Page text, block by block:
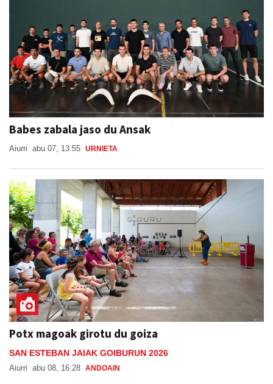
Babes zabala jaso du Ansak
Aiurri abu 07, 13:55 URNIETA
Potx magoak girotu du goiza
SAN ESTEBAN JAIAK GOIBURUN 2026
Aiurri abu 08, 16:28 ANDOAIN